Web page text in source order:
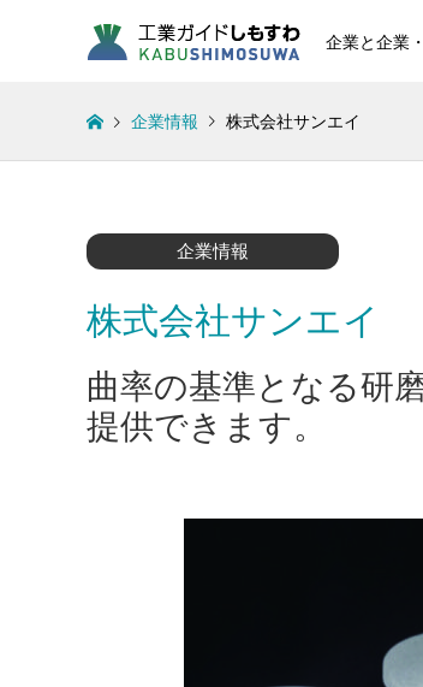
企業と企業
企業情報 株式会社サンエイ
企業情報
株式会社サンエイ
曲率の基準となる研
提供できます。